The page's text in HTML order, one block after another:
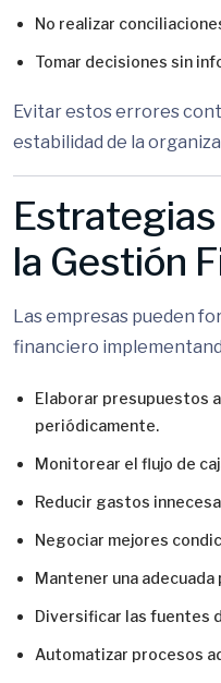
No realizar
Tomar decisiones sin
Evitar estos errores
estabilidad de la
la Gestión
Las empresas pueden
financiero
Elaborar presupuestos
periódicamente.
Monitorear el flujo de
Reducir gastos
Negociar mejores
Mantener una
Diversificar las fuentes
Automatizar procesos